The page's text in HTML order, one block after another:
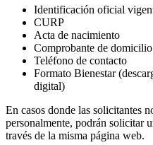
Identificación oficial
CURP
Acta de nacimiento
Comprobante de domicilio
Teléfono de contacto
Formato Bienestar
digital)
En casos donde las solicitantes
personalmente, podrán solicitar
través de la misma página web.